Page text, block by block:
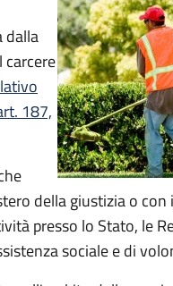
dalla
187,
della giustizia o con
presso lo Stato, le
sociale e di